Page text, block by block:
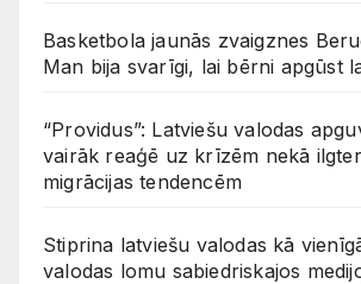
Basketbola jaunās zvaigznes
Man bija svarīgi, lai bērni apgūst
“Providus”: Latviešu valodas
vairāk reaģē uz krīzēm nekā
migrācijas tendencēm
Stiprina latviešu valodas kā
valodas lomu sabiedriskajos